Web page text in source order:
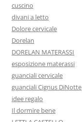
cuscino
divani a letto
Dolore cervicale
Dorelan
DORELAN MATERASSI
esposizione materassi
guanciali cervicale
guanciali Cignus DiNotte
idee regalo
Il dormire bene